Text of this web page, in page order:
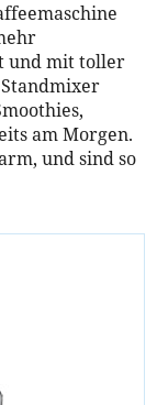
und mit toller
am Morgen.
und sind so